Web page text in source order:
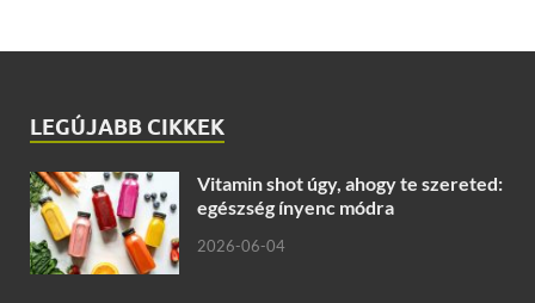
LEGÚJABB CIKKEK
Vitamin shot úgy, ahogy te szereted:
egészség ínyenc módra
2026-06-04